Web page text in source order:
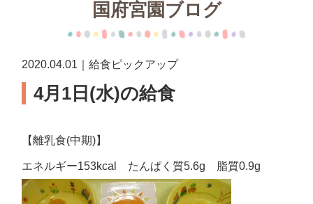
国府宮園ブログ
2020.04.01｜給食ピックアップ
4月1日(水)の給食
【離乳食(中期)】
エネルギー153kcal たんぱく質5.6g 脂質0.9g